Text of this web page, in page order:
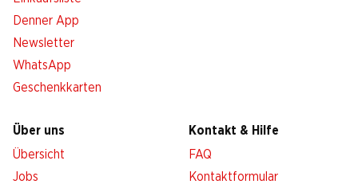
Denner App
Newsletter
WhatsApp
Geschenkkarten
Über uns
Übersicht
Jobs
Kontakt & Hilfe
FAQ
Kontaktformular